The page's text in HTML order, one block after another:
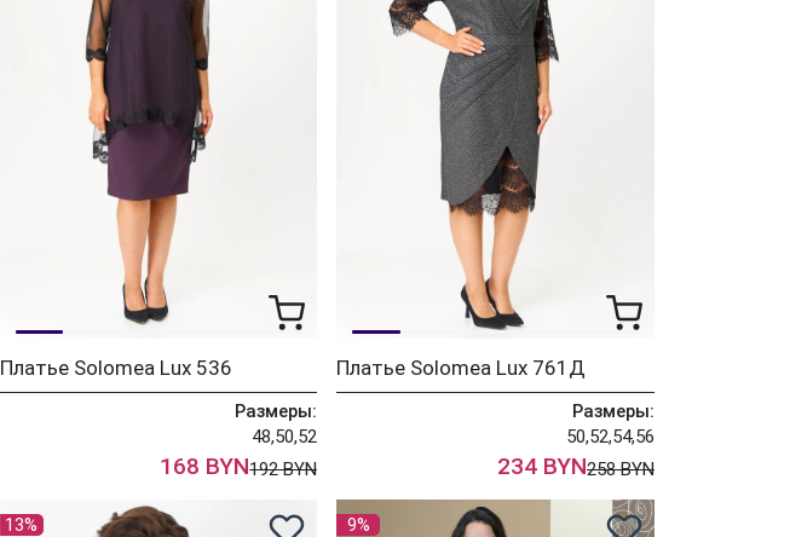
Платье Solomea Lux 536
Размеры:
48,50,52
168 BYN192 BYN
Платье Solomea Lux 761Д
Размеры:
50,52,54,56
234 BYN258 BYN
13% 9%